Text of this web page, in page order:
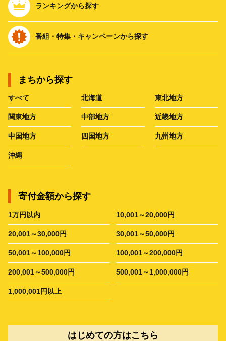
ランキングから探す
番組・特集・キャンペーンから探す
まちから探す
すべて 北海道 東北地方
関東地方 中部地方 近畿地方
中国地方 四国地方 九州地方
沖縄
寄付金額から探す
1万円以内 10,001～20,000円
20,001～30,000円 30,001～50,000円
50,001～100,000円 100,001～200,000円
200,001～500,000円 500,001～1,000,000円
1,000,001円以上
はじめての方はこちら